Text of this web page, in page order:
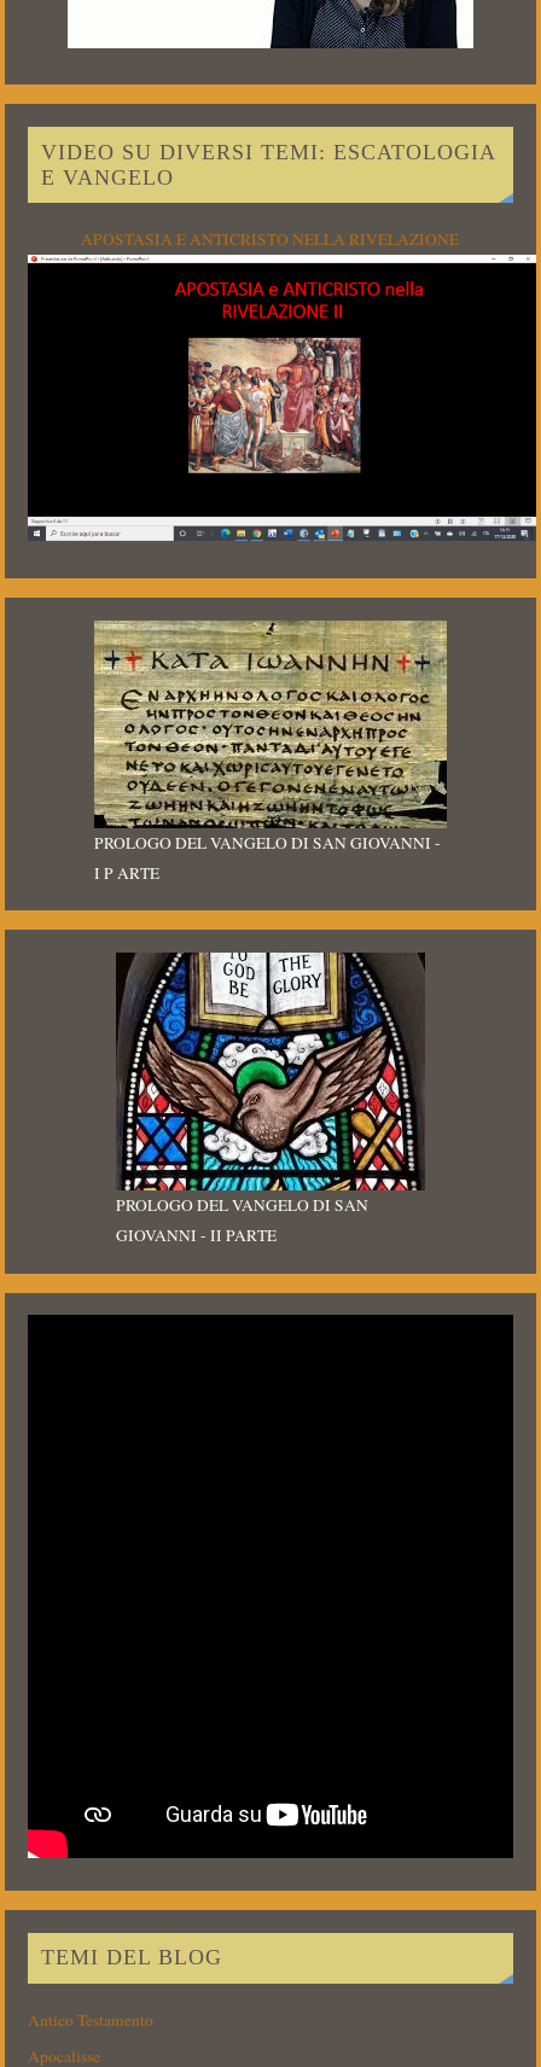
VIDEO SU DIVERSI TEMI: ESCATOLOGIA
E VANGELO
APOSTASIA E ANTICRISTO NELLA RIVELAZIONE
PROLOGO DEL VANGELO DI SAN GIOVANNI -
I P ARTE
PROLOGO DEL VANGELO DI SAN
GIOVANNI - II PARTE
TEMI DEL BLOG
Antico Testamento
Apocalisse